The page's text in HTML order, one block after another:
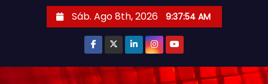
Sáb. Ago 8th, 2026 9:37:55 AM